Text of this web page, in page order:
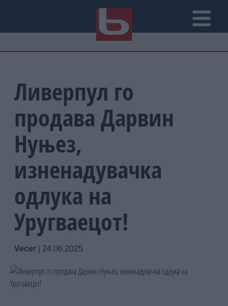
Ливерпул го
продава Дарвин
Нуњез,
изненадувачка
одлука на
Уругваецот!
Vecer 24.06.2025